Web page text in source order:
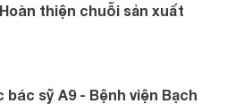
thiện chuỗi sản xuất
bác sỹ A9 - Bệnh viện Bạch